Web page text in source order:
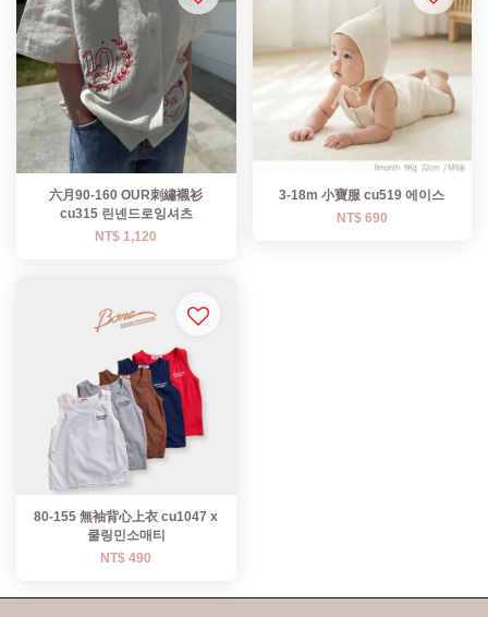
六月90-160 OUR刺繡襯衫
cu315 린넨드로잉셔츠
NT$ 1,120
3-18m 小寶服 cu519 에이스
NT$ 690
80-155 無袖背心上衣 cu1047 x
쿨링민소매티
NT$ 490